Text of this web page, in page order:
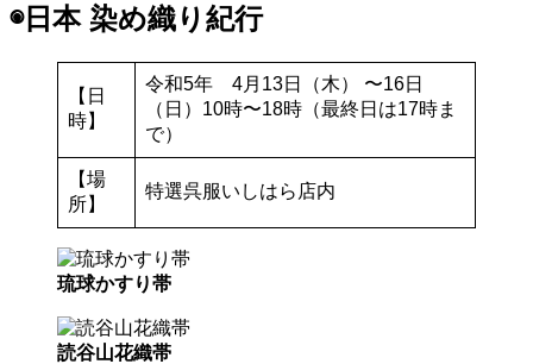
◉日本 染め織り紀行
【日
時】
令和5年 4月13日（木） 〜16日
（日）10時〜18時（最終日は17時ま
で）
【場
所】
特選呉服いしはら店内
琉球かすり帯
読谷山花織帯